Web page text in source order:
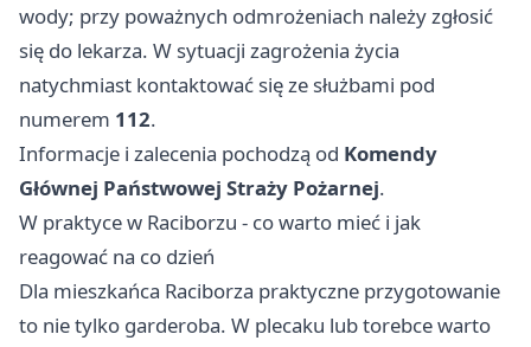
wody; przy poważnych odmrożeniach należy zgłosić
się do lekarza. W sytuacji zagrożenia życia
natychmiast kontaktować się ze służbami pod
numerem 112.
Informacje i zalecenia pochodzą od Komendy
Głównej Państwowej Straży Pożarnej.
W praktyce w Raciborzu - co warto mieć i jak
reagować na co dzień
Dla mieszkańca Raciborza praktyczne przygotowanie
to nie tylko garderoba. W plecaku lub torebce warto